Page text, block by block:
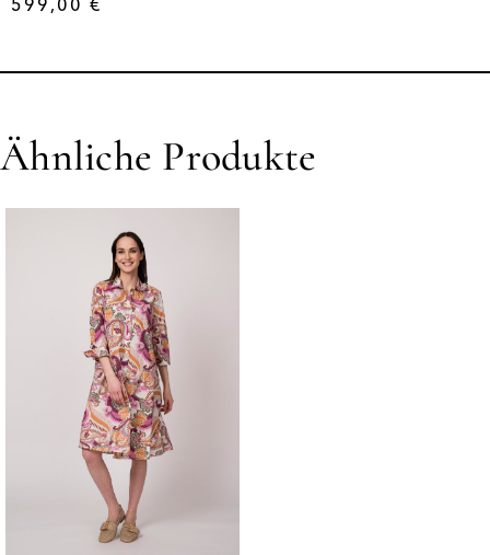
599,00 €
Ähnliche Produkte